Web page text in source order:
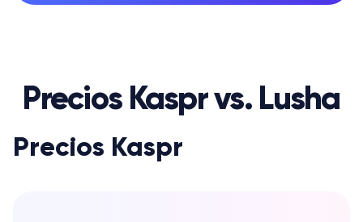
Precios Kaspr vs. Lusha
Precios Kaspr